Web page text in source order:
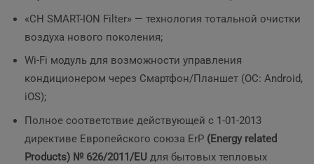
«CH SMART-ION Filter» — технология тотальной очистки
воздуха нового поколения;
Wi-Fi модуль для возможности управления
кондиционером через Смартфон/Планшет (ОС: Android,
iOS);
Полное соответствие действующей c 1-01-2013
директиве Европейского союза ErP (Energy related
Products) № 626/2011/EU для бытовых тепловых